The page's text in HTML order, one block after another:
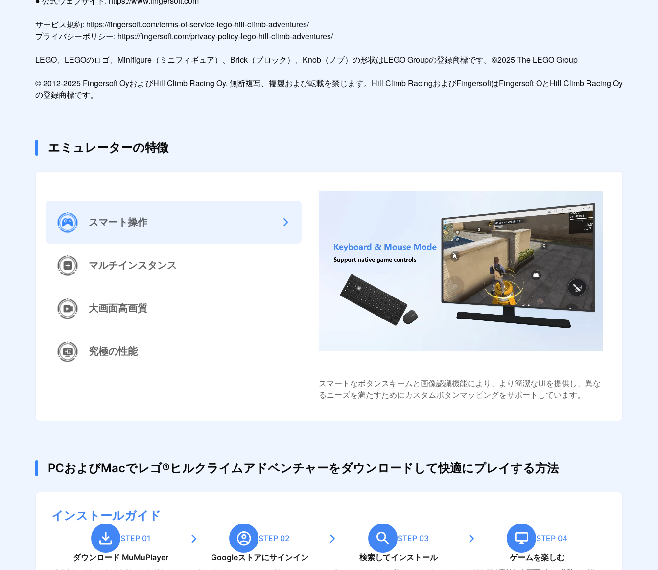
サービス規約: https://fingersoft.com/terms-of-service-lego-hill-climb-adventures/
プライバシーポリシー: https://fingersoft.com/privacy-policy-lego-hill-climb-adventures/
LEGO、LEGOのロゴ、Minifigure（ミニフィギュア）、Brick（ブロック）、Knob（ノブ）の形状はLEGO Groupの登録商標です。©2025 The LEGO Group
© 2012-2025 Fingersoft OyおよびHill Climb Racing Oy. 無断複写、複製および転載を禁じます。Hill Climb RacingおよびFingersoftはFingersoft OとHill Climb Racing Oy
の登録商標です。
エミュレーターの特徴
スマート操作
マルチインスタンス
大画面高画質
究極の性能
スマートなボタンスキームと画像認識機能により、より簡潔なUIを提供し、異な
るニーズを満たすためにカスタムボタンマッピングをサポートしています。
PCおよびMacでレゴ®ヒルクライムアドベンチャーをダウンロードして快適にプレイする方法
インストールガイド
STEP 01
ダウンロード MuMuPlayer
STEP 02
Googleストアにサインイン
STEP 03
検索してインストール
STEP 04
ゲームを楽しむ